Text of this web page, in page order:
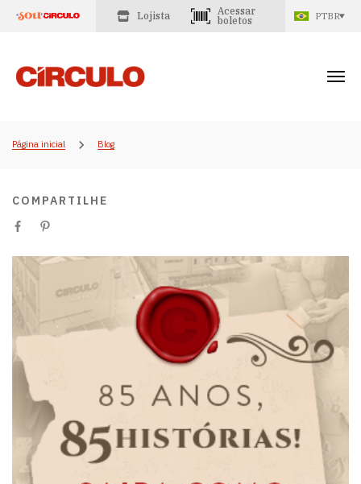
Lojista
Acessar
boletos
PTBR
Página inicial Blog
COMPARTILHE